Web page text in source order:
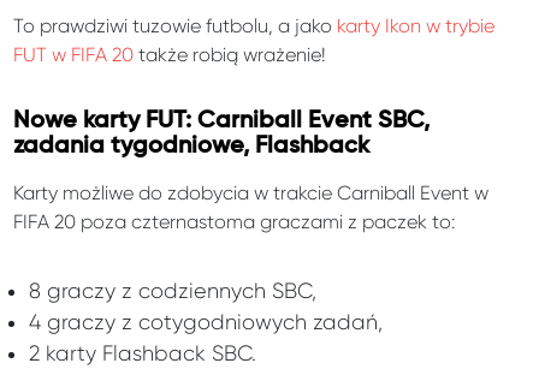
To prawdziwi tuzowie futbolu, a jako karty Ikon w trybie
FUT w FIFA 20 także robią wrażenie!
Nowe karty FUT: Carniball Event SBC,
zadania tygodniowe, Flashback
Karty możliwe do zdobycia w trakcie Carniball Event w
FIFA 20 poza czternastoma graczami z paczek to:
8 graczy z codziennych SBC,
4 graczy z cotygodniowych zadań,
2 karty Flashback SBC.